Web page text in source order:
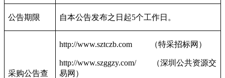
公告期限 自本公告发布之日起5个工作日。
采购公告查
http://www.sztczb.com （特采招标网）
http://www.szggzy.com/
（深圳公共资源交
易网）